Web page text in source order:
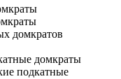
домкратов
домкраты
подкатные